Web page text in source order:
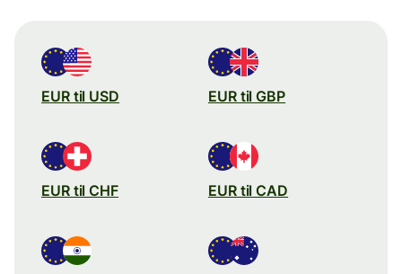
EUR til USD EUR til GBP
EUR til CHF EUR til CAD